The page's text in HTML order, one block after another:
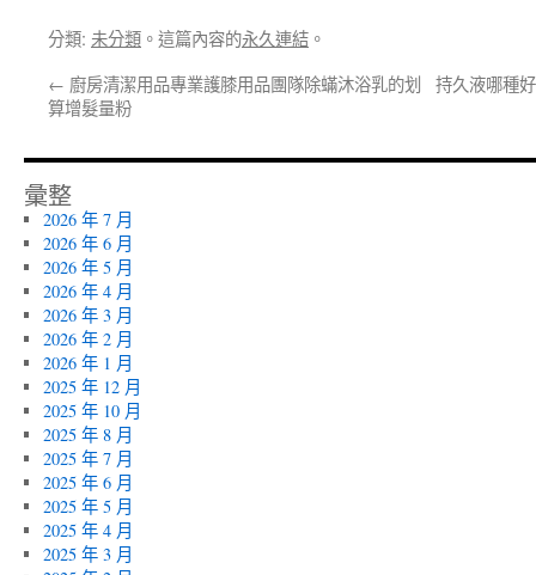
分類: 未分類 。這篇內容的永久連結 。
← 廚房清潔用品專業護膝用品團隊除蟎沐浴乳的划
算增髮量粉
持久液哪種
彙整
2026 年 7 月
2026 年 6 月
2026 年 5 月
2026 年 4 月
2026 年 3 月
2026 年 2 月
2026 年 1 月
2025 年 12 月
2025 年 10 月
2025 年 8 月
2025 年 7 月
2025 年 6 月
2025 年 5 月
2025 年 4 月
2025 年 3 月